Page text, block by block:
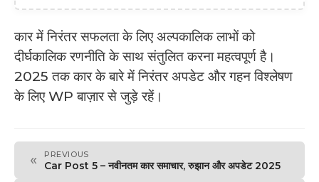
कार में निरंतर सफलता के लिए अल्पकालिक लाभों को
दीर्घकालिक रणनीति के साथ संतुलित करना महत्वपूर्ण है।
2025 तक कार के बारे में निरंतर अपडेट और गहन विश्लेषण
के लिए WP बाज़ार से जुड़े रहें।
« PREVIOUS
Car Post 5 – नवीनतम कार समाचार, रुझान और अपडेट 2025